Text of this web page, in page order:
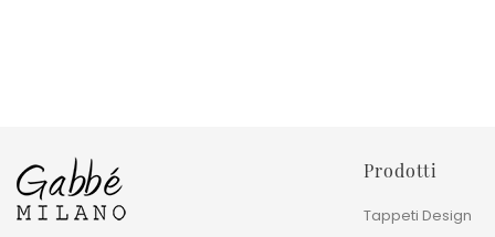
Prodotti
Tappeti Design